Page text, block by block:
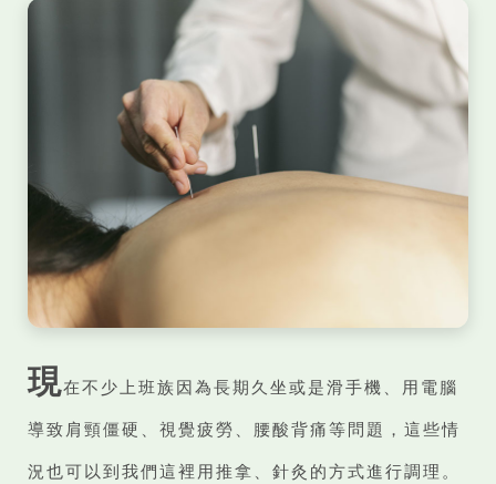
現在不少上班族因為長期久坐或是滑手機、用電腦
導致肩頸僵硬、視覺疲勞、腰酸背痛等問題，這些情
況也可以到我們這裡用推拿、針灸的方式進行調理。